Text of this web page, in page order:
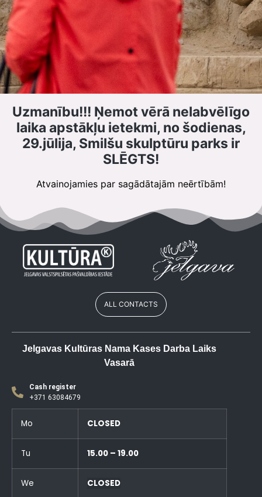
Uzmanību!!! Ņemot vērā nelabvēlīgo
laika apstākļu ietekmi, no šodienas,
29.jūlija, Smilšu skulptūru parks ir
SLĒGTS!
Atvainojamies par sagādātajām neērtībām!
ALL CONTACTS
Jelgavas Kultūras Nama Kases Darba Laiks
Vasarā
Cash register
+371 63084679
Mo CLOSED
Tu 15.00 – 19.00
We CLOSED